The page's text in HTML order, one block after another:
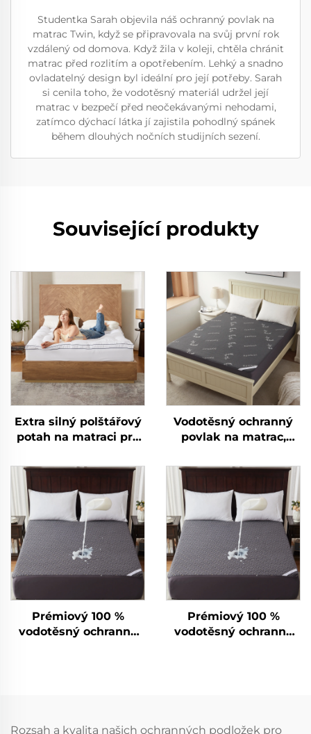
Studentka Sarah objevila náš ochranný povlak na
matrac Twin, když se připravovala na svůj první rok
vzdálený od domova. Když žila v koleji, chtěla chránit
matrac před rozlitím a opotřebením. Lehký a snadno
ovladatelný design byl ideální pro její potřeby. Sarah
si cenila toho, že vodotěsný materiál udržel její
matrac v bezpečí před neočekávanými nehodami,
zatímco dýchací látka jí zajistila pohodlný spánek
během dlouhých nočních studijních sezení.
Související produkty
Extra silný polštářový
potah na matraci pro
měkký potah na
prodloužením až do
hloubky kapsy 15
palců
Vodotěsný ochranný
povlak na matrac,
matrac s pružnými
rohy 6"-15" hluboké
kapsy, 3D vzduchová
tkanina, bezhlučný a
pračkovatelný pro
ložnici, hotel (šedá)
Prémiový 100 %
vodotěsný ochranný
kapsy 6"-18" pro
Prémiový 100 %
vodotěsný ochranný
kapsy 6"-18" pro
Rozsah a kvalita našich ochranných podložek pro